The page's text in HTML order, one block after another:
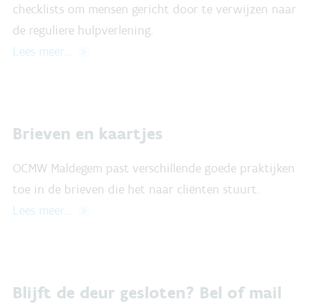
checklists om mensen gericht door te verwijzen naar
de reguliere hulpverlening.
Lees meer…
Brieven en kaartjes
OCMW Maldegem past verschillende goede praktijken
toe in de brieven die het naar cliënten stuurt.
Lees meer…
Blijft de deur gesloten? Bel of mail